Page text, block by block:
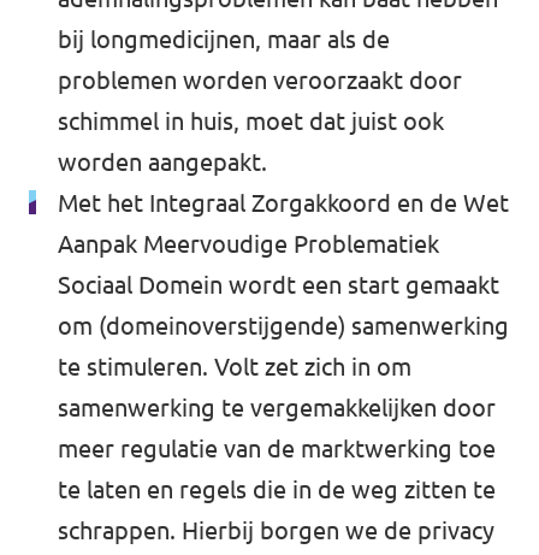
bij longmedicijnen, maar als de
problemen worden veroorzaakt door
schimmel in huis, moet dat juist ook
worden aangepakt.
Met het Integraal Zorgakkoord en de Wet
Aanpak Meervoudige Problematiek
Sociaal Domein wordt een start gemaakt
om (domeinoverstijgende) samenwerking
te stimuleren. Volt zet zich in om
samenwerking te vergemakkelijken door
meer regulatie van de marktwerking toe
te laten en regels die in de weg zitten te
schrappen. Hierbij borgen we de privacy